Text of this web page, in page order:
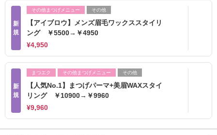
新
規
その他まつげメニュー その他
【アイブロウ】メンズ眉毛ワックススタイリ
ング ￥5500→￥4950
¥4,950
新
規
まつエク その他まつげメニュー その他
【人気No.1】まつげパーマ+美眉WAXスタイ
リング ￥10900→￥9960
¥9,960